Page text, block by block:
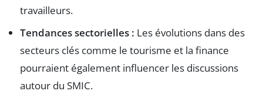
travailleurs.
Tendances sectorielles : Les évolutions dans des
secteurs clés comme le tourisme et la finance
pourraient également influencer les discussions
autour du SMIC.